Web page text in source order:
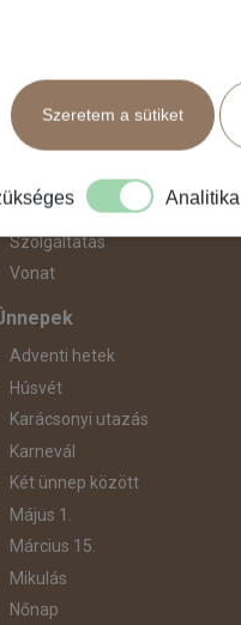
Fly & Drive
Hajó
repülő+busz
repülő+hajó
Repülővel
Szolgáltatás
Vonat
Adventi hetek
Húsvét
Karácsonyi utazás
Karnevál
Két ünnep között
Május 1.
Március 15.
Mikulás
Nőnap
Szeretem a sütiket
Analitika